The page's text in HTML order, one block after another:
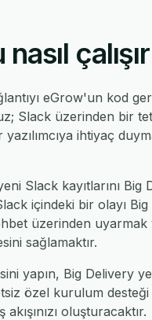
çalışır
eGrow'un kod
Slack üzerinden bir
ihtiyaç
Slack kayıtlarını Big
içindeki bir olayı
üzerinden uyarmak
sağlamaktır.
yapın, Big Delivery
özel kurulum
oluşturacaktır.